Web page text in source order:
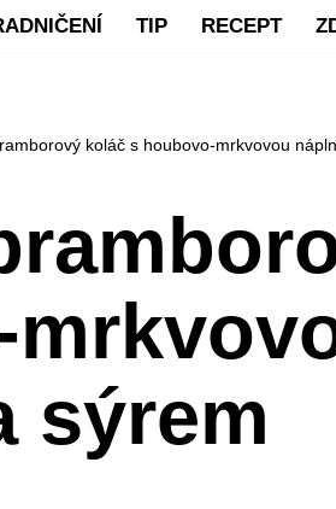
TIP RECEPT
koláč s houbovo-mrkvovou
sýrem